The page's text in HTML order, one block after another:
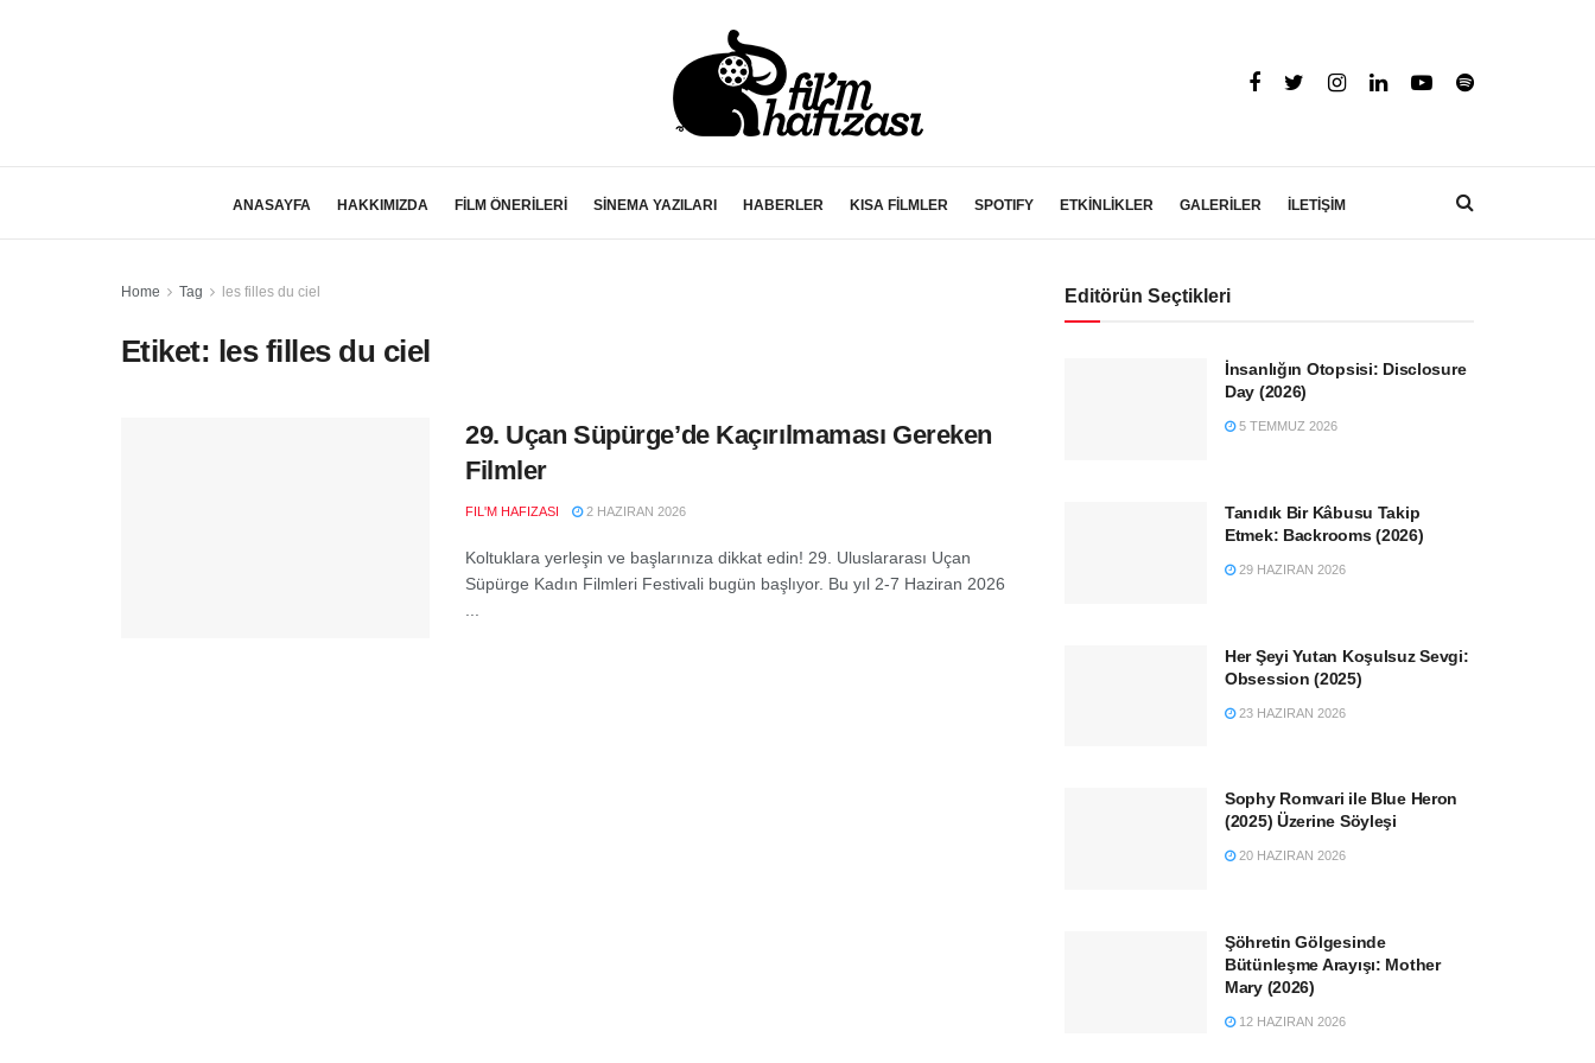
ANASAYFA HAKKIMIZDA FİLM ÖNERİLERİ SİNEMA YAZILARI HABERLER KISA FİLMLER SPOTIFY ETKİNLİKLER GALERİLER İLETİŞİM
Home Tag les filles du ciel
Etiket: les filles du ciel
29. Uçan Süpürge’de Kaçırılmaması Gereken
Filmler
FIL'M HAFIZASI 2 HAZIRAN 2026
Koltuklara yerleşin ve başlarınıza dikkat edin! 29. Uluslararası Uçan
Süpürge Kadın Filmleri Festivali bugün başlıyor. Bu yıl 2-7 Haziran 2026
Editörün Seçtikleri
İnsanlığın Otopsisi: Disclosure
Day (2026)
5 TEMMUZ 2026
Tanıdık Bir Kâbusu Takip
Etmek: Backrooms (2026)
29 HAZIRAN 2026
Her Şeyi Yutan Koşulsuz Sevgi:
Obsession (2025)
23 HAZIRAN 2026
Sophy Romvari ile Blue Heron
(2025) Üzerine Söyleşi
20 HAZIRAN 2026
Şöhretin Gölgesinde
Bütünleşme Arayışı: Mother
Mary (2026)
12 HAZIRAN 2026